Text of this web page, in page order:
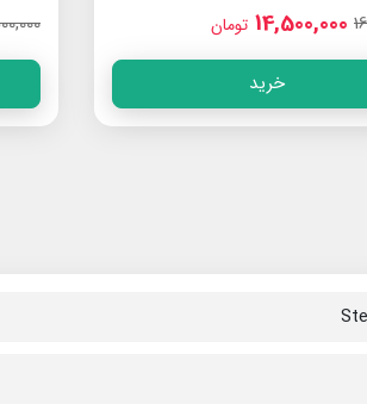
14,500,000 تومان
خرید